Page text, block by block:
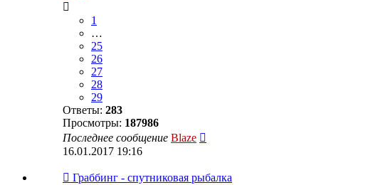
1
…
25
26
27
28
29
Ответы: 283
Просмотры: 187986
Последнее сообщение Blaze
16.01.2017 19:16
Граббинг - спутниковая рыбалка